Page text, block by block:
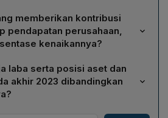
BNBR pada 2023 mencapai Rp 3,75
dibandingkan Rp 3,62 triliun
tahun 2022.
memberikan kontribusi
pendapatan perusahaan,
kenaikannya?
dan manufaktur menjadi
dengan pendapatan Rp 3,46 triliun,
Rp 3,26 triliun pada tahun
laba serta posisi aset dan
akhir 2023 dibandingkan
menjadi Rp 237,46 miliar. Aset